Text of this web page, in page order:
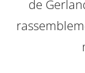
de